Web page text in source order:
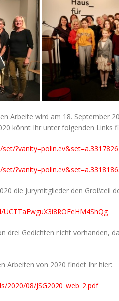
Arbeite wird am 18. September
könnt Ihr unter folgenden Links
die Jurymitglieder den Großteil
drei Gedichten nicht vorhanden,
Arbeiten von 2020 findet Ihr hier:
08/JSG2020_web_2.pdf